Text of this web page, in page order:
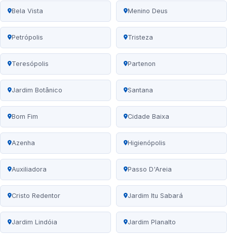
Bela Vista Menino Deus
Petrópolis Tristeza
Teresópolis Partenon
Jardim Botânico Santana
Bom Fim Cidade Baixa
Azenha Higienópolis
Auxiliadora Passo D'Areia
Cristo Redentor Jardim Itu Sabará
Jardim Lindóia Jardim Planalto